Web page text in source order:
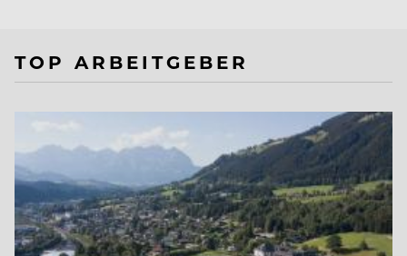
TOP ARBEITGEBER